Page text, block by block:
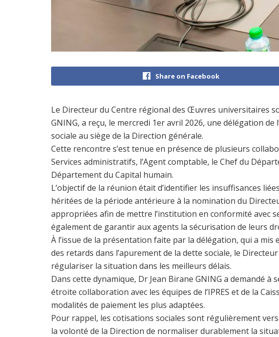
Share on Facebook
Le Directeur du Centre régional des Œuvres universitaires
GNING, a reçu, le mercredi 1er avril 2026, une délégation de
sociale au siège de la Direction générale.
Cette rencontre s’est tenue en présence de plusieurs
Services administratifs, l’Agent comptable, le Chef du
Département du Capital humain.
L’objectif de la réunion était d’identifier les insuffisances
héritées de la période antérieure à la nomination du
appropriées afin de mettre l’institution en conformité avec
également de garantir aux agents la sécurisation de leurs
À l’issue de la présentation faite par la délégation, qui a
des retards dans l’apurement de la dette sociale, le
régulariser la situation dans les meilleurs délais.
Dans cette dynamique, Dr Jean Birane GNING a demandé à
étroite collaboration avec les équipes de l’IPRES et de la
modalités de paiement les plus adaptées.
Pour rappel, les cotisations sociales sont régulièrement
la volonté de la Direction de normaliser durablement la